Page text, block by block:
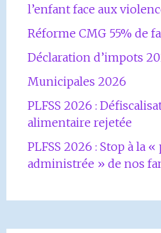
l’enfant face aux
Réforme CMG 55% de
Déclaration d’impots
Municipales 2026
PLFSS 2026 :
alimentaire rejetée
PLFSS 2026 : Stop à la
administrée » de nos